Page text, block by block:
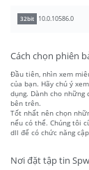
32bit 10.0.10586.0
Cách chọn phiên
Đầu tiên, nhìn xem
của bạn. Hãy chú ý
dụng. Dành cho
bên trên.
Tốt nhất nên chọn
nếu có thể. Chúng tôi
dll để có chức năng
Nơi đặt tập tin